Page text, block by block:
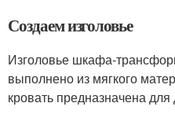
Создаем изголовье
Изголовье шкафа-
выполнено из мягкого
кровать предназначена